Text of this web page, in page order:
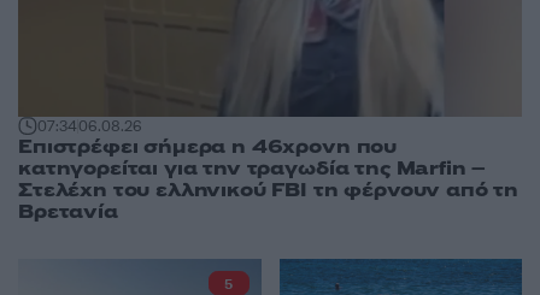
07:3406.08.26
Επιστρέφει σήμερα η 46χρονη που
κατηγορείται για την τραγωδία της Marfin –
Στελέχη του ελληνικού FBI τη φέρνουν από τη
Βρετανία
5